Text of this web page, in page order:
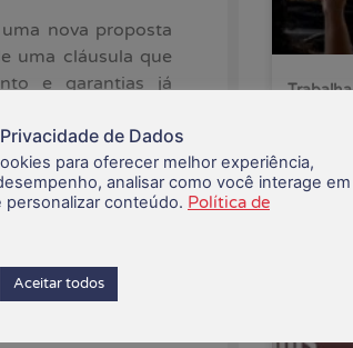
nova proposta
uma cláusula que
e garantias já
contra possíveis
e continuará
e que respeite as
pelo
07/08/
de Dados
para oferecer melhor experiência,
analisar como você interage em
personalizar conteúdo. Política de
Aceitar todos